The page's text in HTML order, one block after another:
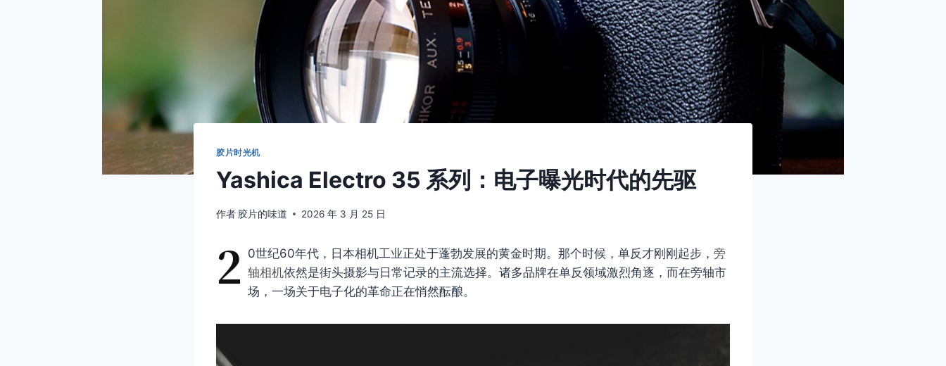
胶片时光机
Yashica Electro 35 系列：电子曝光时代的先驱
作者 胶片的味道 2026 年 3 月 25 日
2 0世纪60年代，日本相机工业正处于蓬勃发展的黄金时期。那个时候，单反才刚刚起步， 旁
轴相机依然是街头摄影与日常记录的主流选择。诸多品牌在单反领域激烈角逐，而在旁轴市
场，一场关于电子化的革命正在悄然酝酿。